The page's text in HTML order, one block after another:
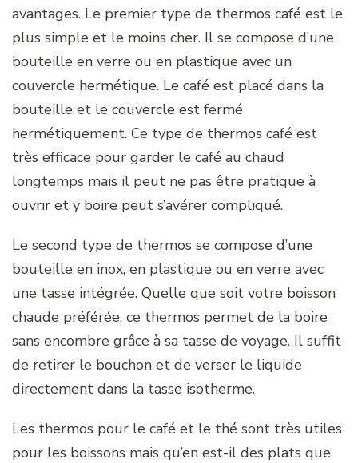
avantages. Le premier type de thermos café est le
plus simple et le moins cher. Il se compose d’une
bouteille en verre ou en plastique avec un
couvercle hermétique. Le café est placé dans la
bouteille et le couvercle est fermé
hermétiquement. Ce type de thermos café est
très efficace pour garder le café au chaud
longtemps mais il peut ne pas être pratique à
ouvrir et y boire peut s’avérer compliqué.
Le second type de thermos se compose d’une
bouteille en inox, en plastique ou en verre avec
une tasse intégrée. Quelle que soit votre boisson
chaude préférée, ce thermos permet de la boire
sans encombre grâce à sa tasse de voyage. Il suffit
de retirer le bouchon et de verser le liquide
directement dans la tasse isotherme.
Les thermos pour le café et le thé sont très utiles
pour les boissons mais qu’en est-il des plats que